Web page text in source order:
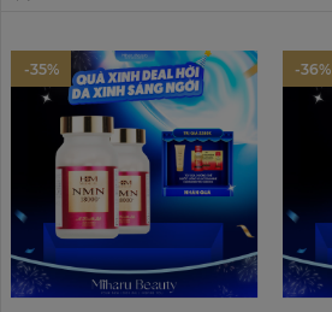
Ưu đãi
Magazine
Feed
0799 33 86 88
-35% -36%